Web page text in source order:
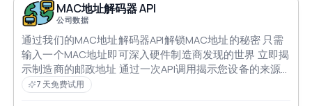
MAC地址解码器 API
公司数据
通过我们的MAC地址解码器API解锁MAC地址的秘密 只需
输入一个MAC地址即可深入硬件制造商发现的世界 立即揭
示制造商的邮政地址 通过一次API调用揭示您设备的来源
释放您手中的信息力量
7 天免费试用